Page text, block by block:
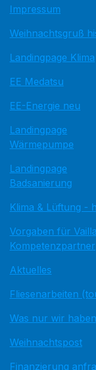
Impressum
Weihnachtsgruß
Landingpage Klima
EE Medatsu
EE-Energie neu
Landingpage
Wärmepumpe
Landingpage
Badsanierung
Klima & Lüftung -
Vorgaben für
Kompetenzpartner
Aktuelles
Fliesenarbeiten
Was nur wir
Weihnachtspost
Finanzierung